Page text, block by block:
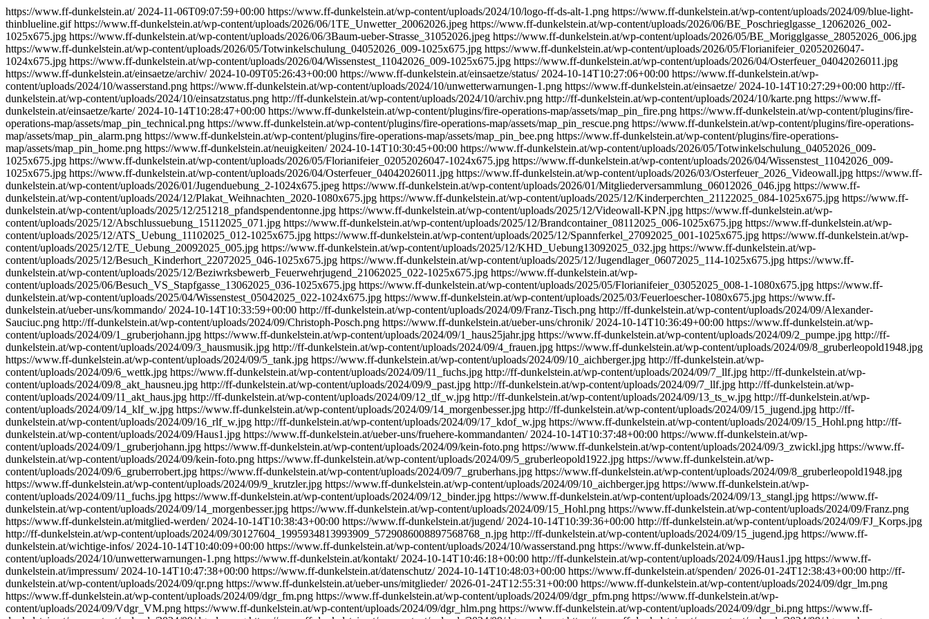
https://www.ff-dunkelstein.at/ 2024-11-06T09:07:59+00:00 https://www.ff-dunkelstein.at/wp-content/uploads/2024/10/logo-ff-ds-alt-1.png https://www.ff-dunkelstein.at/wp-content/uploads/2024/09/blue-light-
thinblueline.gif https://www.ff-dunkelstein.at/wp-content/uploads/2026/06/1TE_Unwetter_20062026.jpeg https://www.ff-dunkelstein.at/wp-content/uploads/2026/06/BE_Poschrieglgasse_12062026_002-
1025x675.jpg https://www.ff-dunkelstein.at/wp-content/uploads/2026/06/3Baum-ueber-Strasse_31052026.jpeg https://www.ff-dunkelstein.at/wp-content/uploads/2026/05/BE_Morigglgasse_28052026_006.jpg
https://www.ff-dunkelstein.at/wp-content/uploads/2026/05/Totwinkelschulung_04052026_009-1025x675.jpg https://www.ff-dunkelstein.at/wp-content/uploads/2026/05/Florianifeier_02052026047-
1024x675.jpg https://www.ff-dunkelstein.at/wp-content/uploads/2026/04/Wissenstest_11042026_009-1025x675.jpg https://www.ff-dunkelstein.at/wp-content/uploads/2026/04/Osterfeuer_04042026011.jpg
https://www.ff-dunkelstein.at/einsaetze/archiv/ 2024-10-09T05:26:43+00:00 https://www.ff-dunkelstein.at/einsaetze/status/ 2024-10-14T10:27:06+00:00 https://www.ff-dunkelstein.at/wp-
content/uploads/2024/10/wasserstand.png https://www.ff-dunkelstein.at/wp-content/uploads/2024/10/unwetterwarnungen-1.png https://www.ff-dunkelstein.at/einsaetze/ 2024-10-14T10:27:29+00:00 http://ff-
dunkelstein.at/wp-content/uploads/2024/10/einsatzstatus.png http://ff-dunkelstein.at/wp-content/uploads/2024/10/archiv.png http://ff-dunkelstein.at/wp-content/uploads/2024/10/karte.png https://www.ff-
dunkelstein.at/einsaetze/karte/ 2024-10-14T10:28:47+00:00 https://www.ff-dunkelstein.at/wp-content/plugins/fire-operations-map/assets/map_pin_fire.png https://www.ff-dunkelstein.at/wp-content/plugins/fire-
operations-map/assets/map_pin_technical.png https://www.ff-dunkelstein.at/wp-content/plugins/fire-operations-map/assets/map_pin_rescue.png https://www.ff-dunkelstein.at/wp-content/plugins/fire-operations-
map/assets/map_pin_alarm.png https://www.ff-dunkelstein.at/wp-content/plugins/fire-operations-map/assets/map_pin_bee.png https://www.ff-dunkelstein.at/wp-content/plugins/fire-operations-
map/assets/map_pin_home.png https://www.ff-dunkelstein.at/neuigkeiten/ 2024-10-14T10:30:45+00:00 https://www.ff-dunkelstein.at/wp-content/uploads/2026/05/Totwinkelschulung_04052026_009-
1025x675.jpg https://www.ff-dunkelstein.at/wp-content/uploads/2026/05/Florianifeier_02052026047-1024x675.jpg https://www.ff-dunkelstein.at/wp-content/uploads/2026/04/Wissenstest_11042026_009-
1025x675.jpg https://www.ff-dunkelstein.at/wp-content/uploads/2026/04/Osterfeuer_04042026011.jpg https://www.ff-dunkelstein.at/wp-content/uploads/2026/03/Osterfeuer_2026_Videowall.jpg https://www.ff-
dunkelstein.at/wp-content/uploads/2026/01/Jugenduebung_2-1024x675.jpeg https://www.ff-dunkelstein.at/wp-content/uploads/2026/01/Mitgliederversammlung_06012026_046.jpg https://www.ff-
dunkelstein.at/wp-content/uploads/2024/12/Plakat_Weihnachten_2020-1080x675.jpg https://www.ff-dunkelstein.at/wp-content/uploads/2025/12/Kinderperchten_21122025_084-1025x675.jpg https://www.ff-
dunkelstein.at/wp-content/uploads/2025/12/251218_pfandspendentonne.jpg https://www.ff-dunkelstein.at/wp-content/uploads/2025/12/Videowall-KPN.jpg https://www.ff-dunkelstein.at/wp-
content/uploads/2025/12/Abschlussuebung_15112025_071.jpg https://www.ff-dunkelstein.at/wp-content/uploads/2025/12/Brandcontainer_08112025_006-1025x675.jpg https://www.ff-dunkelstein.at/wp-
content/uploads/2025/12/ATS_Uebung_11102025_012-1025x675.jpg https://www.ff-dunkelstein.at/wp-content/uploads/2025/12/Spannferkel_27092025_001-1025x675.jpg https://www.ff-dunkelstein.at/wp-
content/uploads/2025/12/TE_Uebung_20092025_005.jpg https://www.ff-dunkelstein.at/wp-content/uploads/2025/12/KHD_Uebung13092025_032.jpg https://www.ff-dunkelstein.at/wp-
content/uploads/2025/12/Besuch_Kinderhort_22072025_046-1025x675.jpg https://www.ff-dunkelstein.at/wp-content/uploads/2025/12/Jugendlager_06072025_114-1025x675.jpg https://www.ff-
dunkelstein.at/wp-content/uploads/2025/12/Beziwrksbewerb_Feuerwehrjugend_21062025_022-1025x675.jpg https://www.ff-dunkelstein.at/wp-
content/uploads/2025/06/Besuch_VS_Stapfgasse_13062025_036-1025x675.jpg https://www.ff-dunkelstein.at/wp-content/uploads/2025/05/Florianifeier_03052025_008-1-1080x675.jpg https://www.ff-
dunkelstein.at/wp-content/uploads/2025/04/Wissenstest_05042025_022-1024x675.jpg https://www.ff-dunkelstein.at/wp-content/uploads/2025/03/Feuerloescher-1080x675.jpg https://www.ff-
dunkelstein.at/ueber-uns/kommando/ 2024-10-14T10:33:59+00:00 http://ff-dunkelstein.at/wp-content/uploads/2024/09/Franz-Tisch.png http://ff-dunkelstein.at/wp-content/uploads/2024/09/Alexander-
Sauciuc.png http://ff-dunkelstein.at/wp-content/uploads/2024/09/Christoph-Posch.png https://www.ff-dunkelstein.at/ueber-uns/chronik/ 2024-10-14T10:36:49+00:00 https://www.ff-dunkelstein.at/wp-
content/uploads/2024/09/1_gruberjohann.jpg https://www.ff-dunkelstein.at/wp-content/uploads/2024/09/1_haus25jahr.jpg https://www.ff-dunkelstein.at/wp-content/uploads/2024/09/2_pumpe.jpg http://ff-
dunkelstein.at/wp-content/uploads/2024/09/3_hausmusik.jpg http://ff-dunkelstein.at/wp-content/uploads/2024/09/4_frauen.jpg https://www.ff-dunkelstein.at/wp-content/uploads/2024/09/8_gruberleopold1948.jpg
https://www.ff-dunkelstein.at/wp-content/uploads/2024/09/5_tank.jpg https://www.ff-dunkelstein.at/wp-content/uploads/2024/09/10_aichberger.jpg http://ff-dunkelstein.at/wp-
content/uploads/2024/09/6_wettk.jpg https://www.ff-dunkelstein.at/wp-content/uploads/2024/09/11_fuchs.jpg http://ff-dunkelstein.at/wp-content/uploads/2024/09/7_llf.jpg http://ff-dunkelstein.at/wp-
content/uploads/2024/09/8_akt_hausneu.jpg http://ff-dunkelstein.at/wp-content/uploads/2024/09/9_past.jpg http://ff-dunkelstein.at/wp-content/uploads/2024/09/7_llf.jpg http://ff-dunkelstein.at/wp-
content/uploads/2024/09/11_akt_haus.jpg http://ff-dunkelstein.at/wp-content/uploads/2024/09/12_tlf_w.jpg http://ff-dunkelstein.at/wp-content/uploads/2024/09/13_ts_w.jpg http://ff-dunkelstein.at/wp-
content/uploads/2024/09/14_klf_w.jpg https://www.ff-dunkelstein.at/wp-content/uploads/2024/09/14_morgenbesser.jpg http://ff-dunkelstein.at/wp-content/uploads/2024/09/15_jugend.jpg http://ff-
dunkelstein.at/wp-content/uploads/2024/09/16_rlf_w.jpg http://ff-dunkelstein.at/wp-content/uploads/2024/09/17_kdof_w.jpg https://www.ff-dunkelstein.at/wp-content/uploads/2024/09/15_Hohl.png http://ff-
dunkelstein.at/wp-content/uploads/2024/09/Haus1.jpg https://www.ff-dunkelstein.at/ueber-uns/fruehere-kommandanten/ 2024-10-14T10:37:48+00:00 https://www.ff-dunkelstein.at/wp-
content/uploads/2024/09/1_gruberjohann.jpg https://www.ff-dunkelstein.at/wp-content/uploads/2024/09/kein-foto.png https://www.ff-dunkelstein.at/wp-content/uploads/2024/09/3_zwickl.jpg https://www.ff-
dunkelstein.at/wp-content/uploads/2024/09/kein-foto.png https://www.ff-dunkelstein.at/wp-content/uploads/2024/09/5_gruberleopold1922.jpg https://www.ff-dunkelstein.at/wp-
content/uploads/2024/09/6_gruberrobert.jpg https://www.ff-dunkelstein.at/wp-content/uploads/2024/09/7_gruberhans.jpg https://www.ff-dunkelstein.at/wp-content/uploads/2024/09/8_gruberleopold1948.jpg
https://www.ff-dunkelstein.at/wp-content/uploads/2024/09/9_krutzler.jpg https://www.ff-dunkelstein.at/wp-content/uploads/2024/09/10_aichberger.jpg https://www.ff-dunkelstein.at/wp-
content/uploads/2024/09/11_fuchs.jpg https://www.ff-dunkelstein.at/wp-content/uploads/2024/09/12_binder.jpg https://www.ff-dunkelstein.at/wp-content/uploads/2024/09/13_stangl.jpg https://www.ff-
dunkelstein.at/wp-content/uploads/2024/09/14_morgenbesser.jpg https://www.ff-dunkelstein.at/wp-content/uploads/2024/09/15_Hohl.png https://www.ff-dunkelstein.at/wp-content/uploads/2024/09/Franz.png
https://www.ff-dunkelstein.at/mitglied-werden/ 2024-10-14T10:38:43+00:00 https://www.ff-dunkelstein.at/jugend/ 2024-10-14T10:39:36+00:00 http://ff-dunkelstein.at/wp-content/uploads/2024/09/FJ_Korps.jpg
http://ff-dunkelstein.at/wp-content/uploads/2024/09/30127604_1995934813993909_5729086008897568768_n.jpg http://ff-dunkelstein.at/wp-content/uploads/2024/09/15_jugend.jpg https://www.ff-
dunkelstein.at/wichtige-infos/ 2024-10-14T10:40:09+00:00 https://www.ff-dunkelstein.at/wp-content/uploads/2024/10/wasserstand.png https://www.ff-dunkelstein.at/wp-
content/uploads/2024/10/unwetterwarnungen-1.png https://www.ff-dunkelstein.at/kontakt/ 2024-10-14T10:46:18+00:00 http://ff-dunkelstein.at/wp-content/uploads/2024/09/Haus1.jpg https://www.ff-
dunkelstein.at/impressum/ 2024-10-14T10:47:38+00:00 https://www.ff-dunkelstein.at/datenschutz/ 2024-10-14T10:48:03+00:00 https://www.ff-dunkelstein.at/spenden/ 2026-01-24T12:38:43+00:00 http://ff-
dunkelstein.at/wp-content/uploads/2024/09/qr.png https://www.ff-dunkelstein.at/ueber-uns/mitglieder/ 2026-01-24T12:55:31+00:00 https://www.ff-dunkelstein.at/wp-content/uploads/2024/09/dgr_lm.png
https://www.ff-dunkelstein.at/wp-content/uploads/2024/09/dgr_fm.png https://www.ff-dunkelstein.at/wp-content/uploads/2024/09/dgr_pfm.png https://www.ff-dunkelstein.at/wp-
content/uploads/2024/09/Vdgr_VM.png https://www.ff-dunkelstein.at/wp-content/uploads/2024/09/dgr_hlm.png https://www.ff-dunkelstein.at/wp-content/uploads/2024/09/dgr_bi.png https://www.ff-